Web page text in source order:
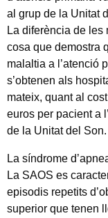
al grup de la Unitat
La diferència de les
cosa que demostra
malaltia a l’atenció
s’obtenen als
mateix, quant al
euros per pacient a
de la Unitat del Son.
La síndrome
La SAOS es
episodis repetits
superior que tenen